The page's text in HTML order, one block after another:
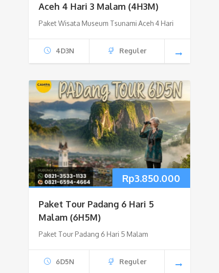
Aceh 4 Hari 3 Malam (4H3M)
Paket Wisata Museum Tsunami Aceh 4 Hari
4D3N Reguler
Rp3.850.000
Paket Tour Padang 6 Hari 5
Malam (6H5M)
Paket Tour Padang 6 Hari 5 Malam
6D5N Reguler